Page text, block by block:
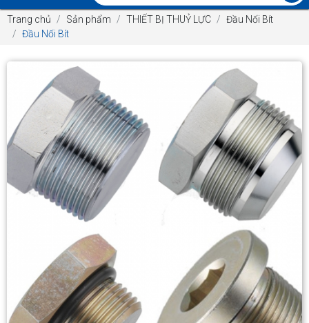
Trang chủ Sản phẩm THIẾT BỊ THUỶ LỰC
Đầu Nối Bít
Đầu Nối Bít